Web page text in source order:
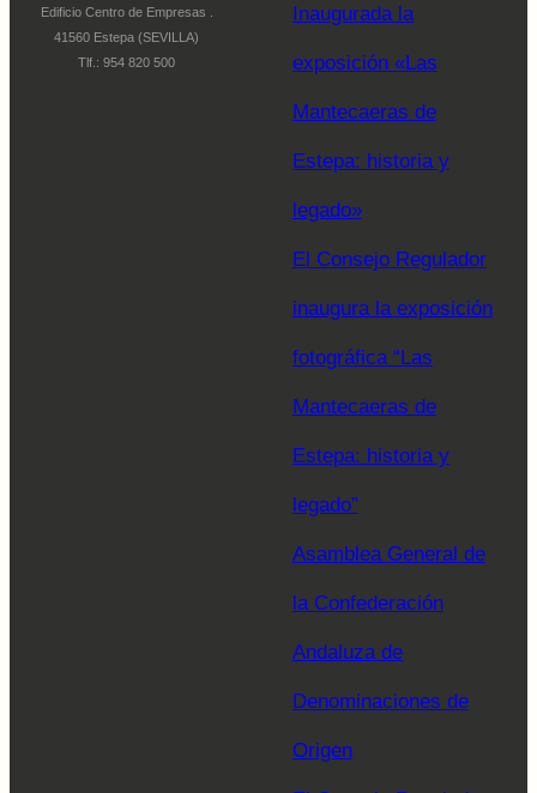
Edificio Centro de Empresas .
41560 Estepa (SEVILLA)
Tlf.: 954 820 500
Inaugurada la
exposición «Las
Mantecaeras de
Estepa: historia y
legado»
El Consejo Regulador
inaugura la exposición
fotográfica “Las
Mantecaeras de
Estepa: historia y
legado”
Asamblea General de
la Confederación
Andaluza de
Denominaciones de
Origen